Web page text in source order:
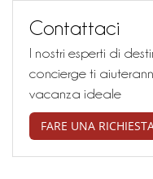
Contattaci
I nostri esperti di
concierge ti
vacanza ideale
FARE UNA